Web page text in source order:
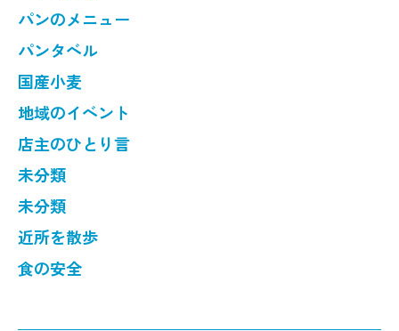
パンのメニュー
パンタベル
国産小麦
地域のイベント
店主のひとり言
未分類
未分類
近所を散歩
食の安全